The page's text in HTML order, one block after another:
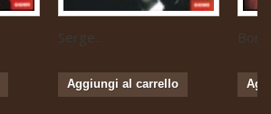
Serge...
Aggiungi al carrello